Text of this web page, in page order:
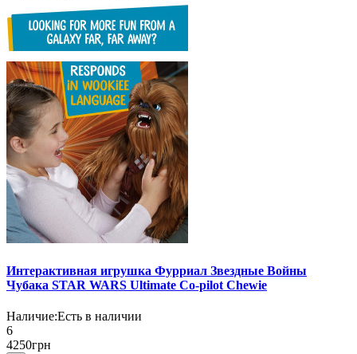
Интерактивная игрушка Фурриал Звездные Войны
Чубака STAR WARS Ultimate Co-pilot Chewie
Наличие:Есть в наличии
6
4250грн